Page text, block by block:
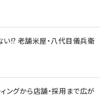
!? 老舗米屋・八代目儀兵衛
ングから店舗・採用まで広が